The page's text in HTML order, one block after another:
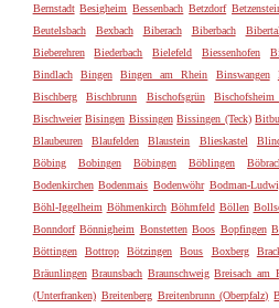
Bernstadt Besigheim Bessenbach Betzdorf
Beutelsbach
Bexbach Biberach Biberbach Bibertal
Bieberehren
Biederbach Bielefeld Biessenhofen
Bindlach
Bingen Bingen am Rhein Binswangen
Bischberg
Bischbrunn Bischofsgrün
Bischweier Bisingen Bissingen Bissingen (Teck)
Blaubeuren
Blaufelden Blaustein Blieskastel
Böbing
Bobingen Böbingen Böblingen
Bodenkirchen Bodenmais Bodenwöhr Bodman-
Böhl-Iggelheim Böhmenkirch Böhmfeld Böllen
Bonndorf Bönnigheim Bonstetten Boos Bopfingen
Böttingen
Bottrop Bötzingen Bous Boxberg
Bräunlingen Braunsbach Braunschweig Breisach am
(Unterfranken) Breitenberg Breitenbrunn (Oberpfalz)